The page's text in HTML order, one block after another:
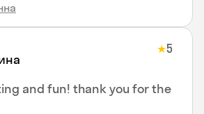
★5
and fun! thank you for the